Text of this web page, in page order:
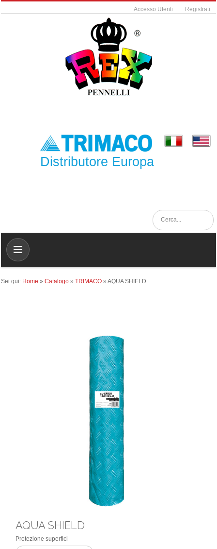
Accesso Utenti Registrati
Distributore Europa
Sei qui: Home » Catalogo » TRIMACO » AQUA SHIELD
AQUA SHIELD
Protezione superfici